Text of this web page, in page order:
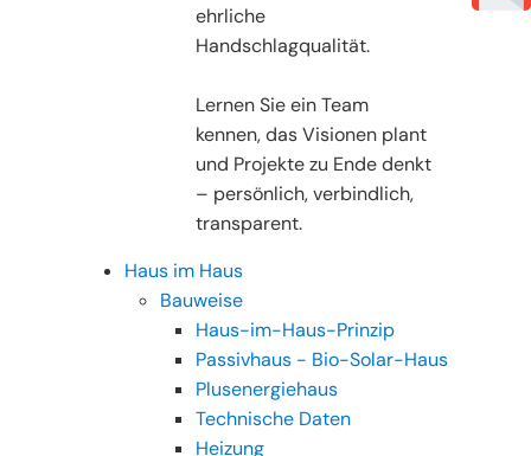
ehrliche
Handschlagqualität.
Lernen Sie ein Team
kennen, das Visionen plant
und Projekte zu Ende denkt
– persönlich, verbindlich,
transparent.
Haus im Haus
Bauweise
Haus-im-Haus-Prinzip
Passivhaus - Bio-Solar-Haus
Plusenergiehaus
Technische Daten
Heizung